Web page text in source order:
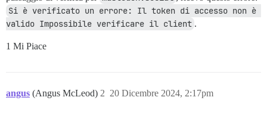
Si è verificato un errore: Il token di accesso non è
valido Impossibile verificare il client .
1 Mi Piace
angus (Angus McLeod) 20 Dicembre 2024, 2:17pm
2